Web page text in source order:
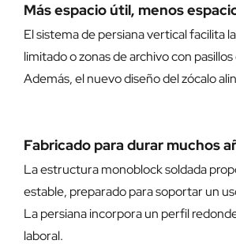
Más espacio útil, menos
El sistema de persiana vertical facilita
limitado o zonas de archivo con
Además, el nuevo diseño del zócalo
Fabricado para durar muchos
La estructura monoblock soldada
estable, preparado para soportar un
La persiana incorpora un perfil
laboral.